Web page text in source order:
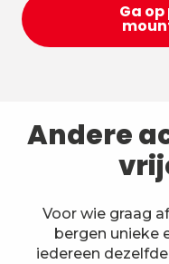
Ga
Andere
Voor wie graag
bergen unieke
iedereen